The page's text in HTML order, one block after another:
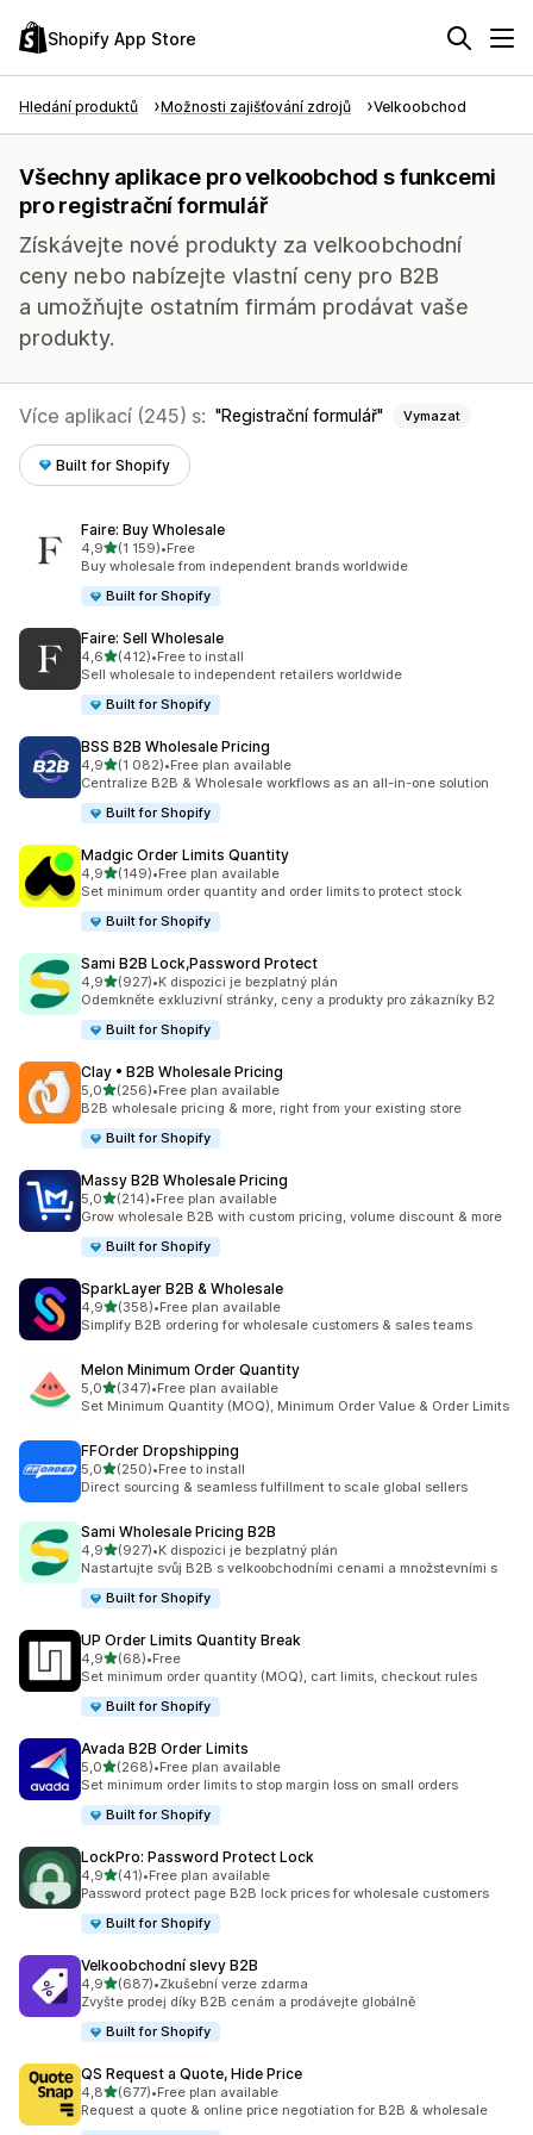
Shopify App Store
Hledání produktů Možnosti zajišťování zdrojů Velkoobchod
Všechny aplikace pro velkoobchod s funkcemi
pro registrační formulář
Získávejte nové produkty za velkoobchodní
ceny nebo nabízejte vlastní ceny pro B2B
a umožňujte ostatním firmám prodávat vaše
produkty.
Více aplikací (245) s: Registrační formulář Vymazat
Built for Shopify
Faire: Buy Wholesale
4,9z 5 hvězd
(1 159)
Celkový počet recenzí: 1159
•Free
Buy wholesale from independent brands worldwide
Built for Shopify
Faire: Sell Wholesale
4,6z 5 hvězd
(412)
Celkový počet recenzí: 412
•Free to install
Sell wholesale to independent retailers worldwide
Built for Shopify
BSS B2B Wholesale Pricing
4,9z 5 hvězd
(1 082)
Celkový počet recenzí: 1082
•Free plan available
Centralize B2B & Wholesale workflows as an all-in-one solution
Built for Shopify
Madgic Order Limits Quantity
4,9z 5 hvězd
(149)
Celkový počet recenzí: 149
•Free plan available
Set minimum order quantity and order limits to protect stock
Built for Shopify
Sami B2B Lock,Password Protect
4,9z 5 hvězd
(927)
Celkový počet recenzí: 927
•K dispozici je bezplatný plán
Odemkněte exkluzivní stránky, ceny a produkty pro zákazníky B2
Built for Shopify
Clay • B2B Wholesale Pricing
5,0z 5 hvězd
(256)
Celkový počet recenzí: 256
•Free plan available
B2B wholesale pricing & more, right from your existing store
Built for Shopify
Massy B2B Wholesale Pricing
5,0z 5 hvězd
(214)
Celkový počet recenzí: 214
•Free plan available
Grow wholesale B2B with custom pricing, volume discount & more
Built for Shopify
SparkLayer B2B & Wholesale
4,9z 5 hvězd
(358)
Celkový počet recenzí: 358
•Free plan available
Simplify B2B ordering for wholesale customers & sales teams
Melon Minimum Order Quantity
5,0z 5 hvězd
(347)
Celkový počet recenzí: 347
•Free plan available
Set Minimum Quantity (MOQ), Minimum Order Value & Order Limits
FFOrder Dropshipping
5,0z 5 hvězd
(250)
Celkový počet recenzí: 250
•Free to install
Direct sourcing & seamless fulfillment to scale global sellers
Sami Wholesale Pricing B2B
4,9z 5 hvězd
(927)
Celkový počet recenzí: 927
•K dispozici je bezplatný plán
Nastartujte svůj B2B s velkoobchodními cenami a množstevními s
Built for Shopify
UP Order Limits Quantity Break
4,9z 5 hvězd
(68)
Celkový počet recenzí: 68
•Free
Set minimum order quantity (MOQ), cart limits, checkout rules
Built for Shopify
Avada B2B Order Limits
5,0z 5 hvězd
(268)
Celkový počet recenzí: 268
•Free plan available
Set minimum order limits to stop margin loss on small orders
Built for Shopify
LockPro: Password Protect Lock
4,9z 5 hvězd
(41)
Celkový počet recenzí: 41
•Free plan available
Password protect page B2B lock prices for wholesale customers
Built for Shopify
Velkoobchodní slevy B2B
4,9z 5 hvězd
(687)
Celkový počet recenzí: 687
•Zkušební verze zdarma
Zvyšte prodej díky B2B cenám a prodávejte globálně
Built for Shopify
QS Request a Quote, Hide Price
4,8z 5 hvězd
(677)
Celkový počet recenzí: 677
•Free plan available
Request a quote & online price negotiation for B2B & wholesale